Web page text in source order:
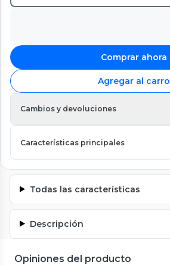
Comprar ahora
Agregar al carro
Cambios y devoluciones
Características principales
Todas las características
Descripción
Opiniones del producto